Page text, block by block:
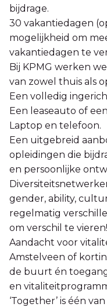
bijdrage.
30 vakantiedagen
mogelijkheid om
vakantiedagen te
Bij KPMG werken
van zowel thuis als
Een volledig
Een leaseauto of
Laptop en telefoon.
Een uitgebreid
opleidingen die
en persoonlijke
gender, ability,
regelmatig
om verschil te vieren!
Aandacht voor
Amstelveen of
de buurt én
en
‘Together’ is één